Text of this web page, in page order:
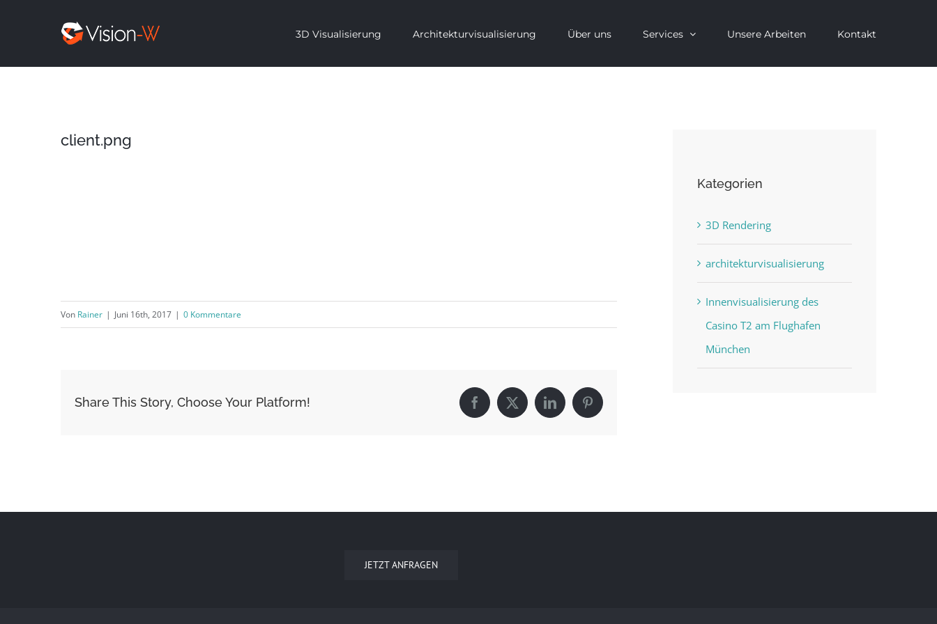
3D Visualisierung Architekturvisualisierung Über uns Services Unsere Arbeiten Kontakt
client.png
Von Rainer | Juni 16th, 2017 | 0 Kommentare
Share This Story, Choose Your Platform! Facebook
X LinkedInPinterest
Kategorien
3D Rendering
architekturvisualisierung
Innenvisualisierung des
Casino T2 am Flughafen
München
JETZT ANFRAGEN